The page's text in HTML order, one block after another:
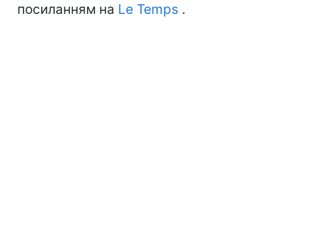
посиланням на Le Temps .